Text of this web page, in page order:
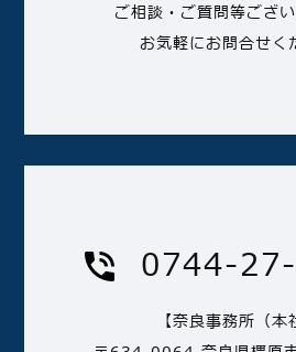
ご相談・ご質問等ござい
お気軽にお問合せく
0744-
【奈良事務所（本